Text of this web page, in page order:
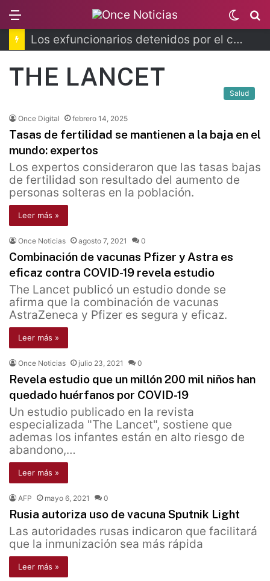
Los exfuncionarios detenidos por el caso Ayotzinapa
Switch
skin
THE LANCET
Salud
Once Digital febrero 14, 2025
Tasas de fertilidad se mantienen a la baja en el
mundo: expertos
Los expertos consideraron que las tasas bajas
de fertilidad son resultado del aumento de
personas solteras en la población.
Leer más »
Once Noticias agosto 7, 2021 0
Combinación de vacunas Pfizer y Astra es
eficaz contra COVID-19 revela estudio
The Lancet publicó un estudio donde se
afirma que la combinación de vacunas
AstraZeneca y Pfizer es segura y eficaz.
Leer más »
Once Noticias julio 23, 2021 0
Revela estudio que un millón 200 mil niños han
quedado huérfanos por COVID-19
Un estudio publicado en la revista
especializada "The Lancet", sostiene que
ademas los infantes están en alto riesgo de
abandono,…
Leer más »
AFP mayo 6, 2021 0
Rusia autoriza uso de vacuna Sputnik Light
Las autoridades rusas indicaron que facilitará
que la inmunización sea más rápida
Leer más »